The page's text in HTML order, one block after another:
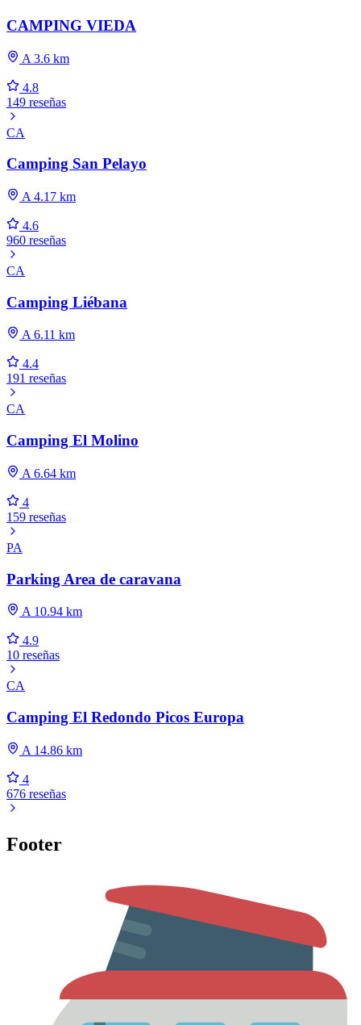
CAMPING VIEDA
A 3.6 km
4.8
149 reseñas
CA
Camping San Pelayo
A 4.17 km
4.6
960 reseñas
CA
Camping Liébana
A 6.11 km
4.4
191 reseñas
CA
Camping El Molino
A 6.64 km
4
159 reseñas
PA
Parking Area de caravana
A 10.94 km
4.9
10 reseñas
CA
Camping El Redondo Picos Europa
A 14.86 km
4
676 reseñas
Footer